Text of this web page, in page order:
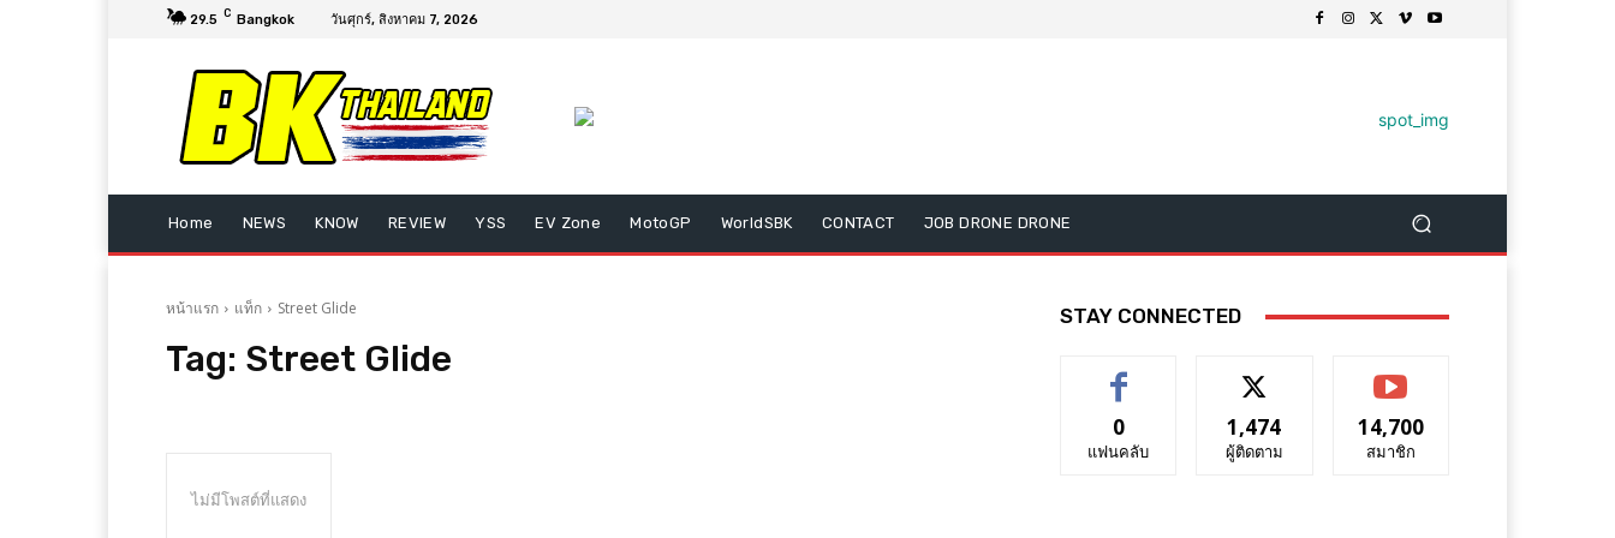
29.5 C Bangkok วันศุกร์, สิงหาคม 7, 2026
Home NEWS KNOW REVIEW YSS EV Zone MotoGP WorldSBK CONTACT JOB DRONE DRONE
หน้าแรก แท็ก Street Glide
Tag: Street Glide
ไม่มีโพสต์ที่แสดง
STAY CONNECTED
0
แฟนคลับ
1,474
ผู้ติดตาม
14,700
สมาชิก